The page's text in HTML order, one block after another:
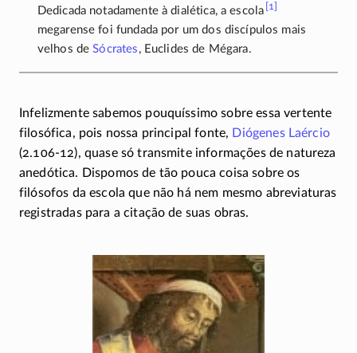
Dedicada notadamente à dialética, a escola [1]
megarense foi fundada por um dos discípulos mais
velhos deSócrates , Euclides de Mégara.
Infelizmente sabemos pouquíssimo sobre essa vertente
filosófica, pois nossa principal fonte, Diógenes Laércio
(2.106-12), quase só transmite informações de natureza
anedótica. Dispomos de tão pouca coisa sobre os
filósofos da escola que não há nem mesmo abreviaturas
registradas para a citação de suas obras.